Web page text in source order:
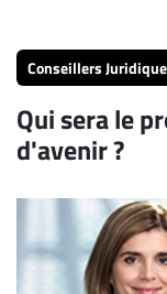
Accueil
Continu
Nominations
Bureaux
Conseillers
Juridiques
Campus
Conseillers
Qui sera le
d'avenir ?